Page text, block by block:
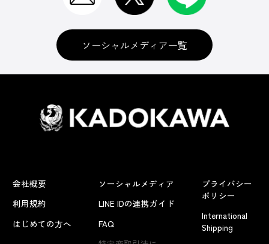
ソーシャルメディア一覧
会社概要
利用規約
はじめての方へ
ソーシャルメディア
LINE IDの連携ガイド
FAQ
プライバシー
ポリシー
International
Shipping